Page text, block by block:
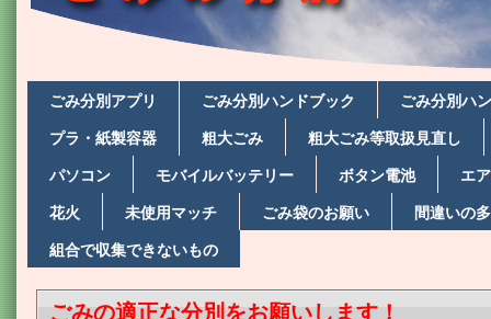
ごみ分別アプリ ごみ分別ハンドブック ごみ分別ハ
プラ・紙製容器 粗大ごみ 粗大ごみ等取扱見直し
パソコン モバイルバッテリー ボタン電池 エ
花火 未使用マッチ ごみ袋のお願い 間違いの
組合で収集できないもの
ごみの適正な分別をお願いします！